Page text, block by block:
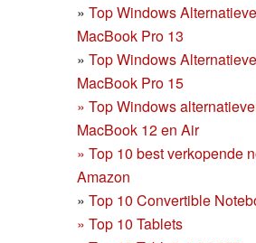
» Top Windows
MacBook Pro 13
» Top Windows
MacBook Pro 15
» Top Windows
MacBook 12 en Air
» Top 10 best verkopende
Amazon
» Top 10 Convertible
» Top 10 Tablets